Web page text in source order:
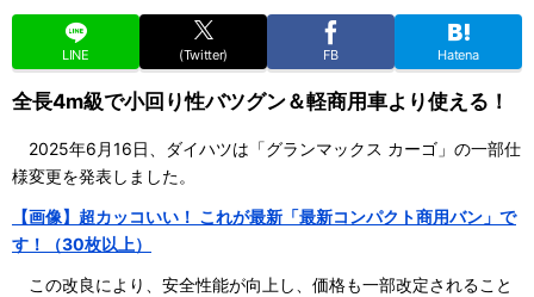
LINE (Twitter) FB Hatena
全長4m級で小回り性バツグン＆軽商用車より使える！
2025年6月16日、ダイハツは「グランマックス カーゴ」の一部仕
様変更を発表しました。
【画像】超カッコいい！ これが最新「最新コンパクト商用バン」で
す！（30枚以上）
この改良により、安全性能が向上し、価格も一部改定されること